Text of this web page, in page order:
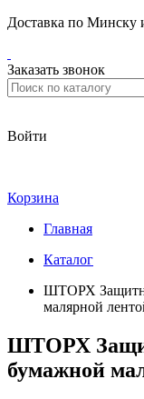
Доставка по Минску
Заказать звонок
Войти
Корзина
Главная
Каталог
ШТОРХ
малярной
ШТОРХ
бумажной